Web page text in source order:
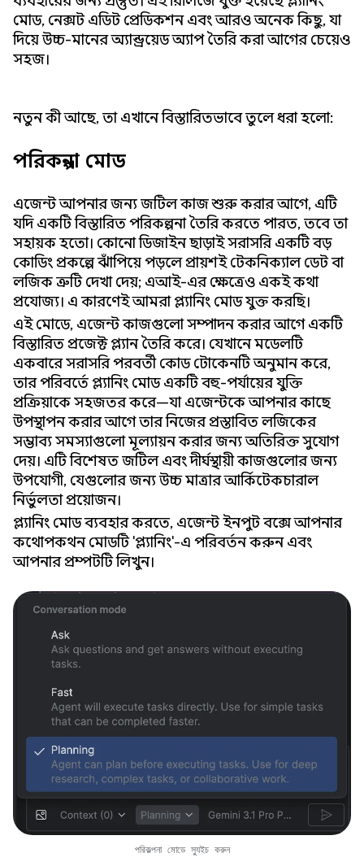
মোড, নেক্সট এডিট প্রেডিকশন এবং আরও অনেক কিছু, যা
দিয়ে উচ্চ-মানের অ্যান্ড্রয়েড অ্যাপ তৈরি করা আগের চেয়েও
সহজ।
নতুন কী আছে, তা এখানে বিস্তারিতভাবে তুলে ধরা হলো:
পরিকল্পনা মোড
এজেন্ট আপনার জন্য জটিল কাজ শুরু করার আগে, এটি
যদি একটি বিস্তারিত পরিকল্পনা তৈরি করতে পারত, তবে তা
সহায়ক হতো। কোনো ডিজাইন ছাড়াই সরাসরি একটি বড়
কোডিং প্রকল্পে ঝাঁপিয়ে পড়লে প্রায়শই টেকনিক্যাল ডেট বা
লজিক ত্রুটি দেখা দেয়; এআই-এর ক্ষেত্রেও একই কথা
প্রযোজ্য। এ কারণেই আমরা প্ল্যানিং মোড যুক্ত করছি।
এই মোডে, এজেন্ট কাজগুলো সম্পাদন করার আগে একটি
বিস্তারিত প্রজেক্ট প্ল্যান তৈরি করে। যেখানে মডেলটি
একবারে সরাসরি পরবর্তী কোড টোকেনটি অনুমান করে,
তার পরিবর্তে প্ল্যানিং মোড একটি বহু-পর্যায়ের যুক্তি
প্রক্রিয়াকে সহজতর করে—যা এজেন্টকে আপনার কাছে
উপস্থাপন করার আগে তার নিজের প্রস্তাবিত লজিকের
সম্ভাব্য সমস্যাগুলো মূল্যায়ন করার জন্য অতিরিক্ত সুযোগ
দেয়। এটি বিশেষত জটিল এবং দীর্ঘস্থায়ী কাজগুলোর জন্য
উপযোগী, যেগুলোর জন্য উচ্চ মাত্রার আর্কিটেকচারাল
নির্ভুলতা প্রয়োজন।
প্ল্যানিং মোড ব্যবহার করতে, এজেন্ট ইনপুট বক্সে আপনার
কথোপকথন মোডটি 'প্ল্যানিং'-এ পরিবর্তন করুন এবং
আপনার প্রম্পটটি লিখুন।
পরিকল্পনা মোডে স্যুইচ করুন